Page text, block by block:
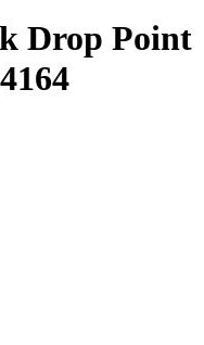
Drop Point